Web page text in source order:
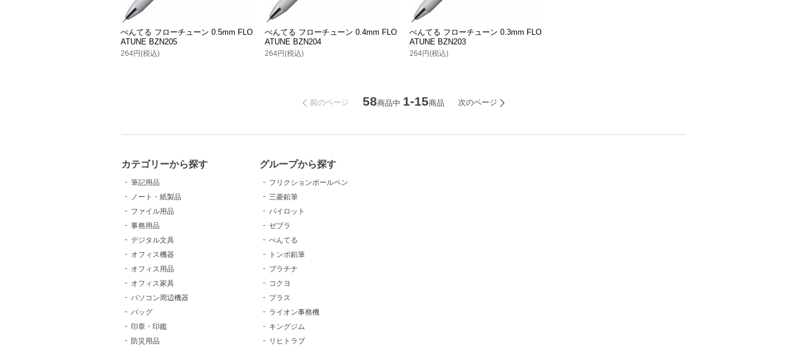
ぺんてる フローチューン 0.5mm FLO
ATUNE BZN205
264円(税込)
ぺんてる フローチューン 0.4mm FLO
ATUNE BZN204
264円(税込)
ぺんてる フローチューン 0.3mm FLO
ATUNE BZN203
264円(税込)
前のページ 58商品中 1-15商品 次のページ
カテゴリーから探す
筆記用品
ノート・紙製品
ファイル用品
事務用品
デジタル文具
オフィス機器
オフィス用品
オフィス家具
パソコン周辺機器
バッグ
印章・印鑑
防災用品
グループから探す
フリクションボールペン
三菱鉛筆
パイロット
ゼブラ
ぺんてる
トンボ鉛筆
プラチナ
コクヨ
プラス
ライオン事務機
キングジム
リヒトラブ